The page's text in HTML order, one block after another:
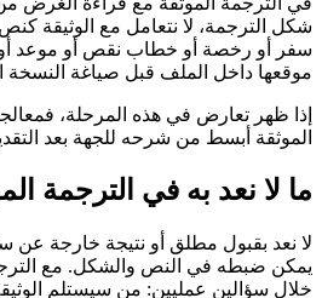
شكل الترجمة، لا نتعامل مع الوثيقة
سفر أو رخصة أو خطاب نقص أو موعد أو
موقعها داخل الملف قبل صياغة النسخة
إذا ظهر تعارض في هذه المرحلة،
الموثقة أبسط من شرحه للجهة بعد
ما لا نعد به في الترجمة
لا نعد بقبول مطلق أو نتيجة خارجة عن
يمكن ضبطه في النص والشكل. مع
خلال سؤالين عمليين: من سيستلم